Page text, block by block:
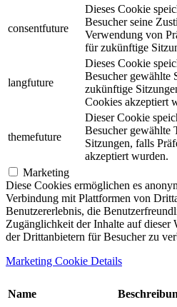
consentfuture
Dieses Cookie
Besucher seine
Verwendung von
für zukünftige
langfuture
Dieses Cookie
Besucher gewählte
zukünftige
Cookies akzeptiert
themefuture
Dieser Cookie
Besucher gewählte
Sitzungen, falls
akzeptiert wurden.
Marketing
Diese Cookies ermöglichen es
Verbindung mit Plattformen von
Benutzererlebnis, die
Zugänglichkeit der Inhalte auf dieser
der Drittanbietern für Besucher zu
Marketing Cookie Details
Name